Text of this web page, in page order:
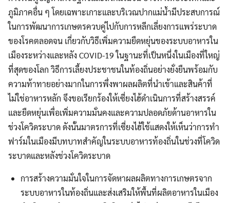
ภูมิภาคอื่น ๆ โดยเฉพาะเกาะและบริเวณปากแม่น้ำมีประสบการณ์
ในการพัฒนาการเกษตรควบคู่ไปกับการหลีกเลี่ยงการแพร่ระบาด
ของโรคตลอดจน เกี่ยวกับวิธีเพิ่มความยืดหยุ่นของระบบอาหารใน
เมืองระหว่างและหลัง COVID-19 ในฐานะที่เป็นหนึ่งในเมืองที่ใหญ่
ที่สุดของโลก วิธีการเลี้ยงประชาชนในท้องถิ่นอย่างยั่งยืนพร้อมกับ
ความท้าทายอย่างมากในการพึ่งพาผลผลิตที่นำเข้าและสินค้าที่
ไม่ใช่อาหารหลัก จึงขอเรียกร้องให้เซี่ยงไฮ้ดำเนินการที่สร้างสรรค์
และยืดหยุ่นเพื่อเพิ่มความมั่นคงและความปลอดภัยด้านอาหารใน
ช่วงโควิดระบาด ดังนั้นมาตรการที่เซี่ยงไฮ้ใช้แสดงให้เห็นว่าการทำ
ฟาร์มในเมืองมีบทบาทสำคัญในระบบอาหารท้องถิ่นในช่วงที่โควิด
ระบาดและหลังช่วงโควิดระบาด
การสร้างความมั่นใจในการจัดหาผลผลิตทางการเกษตรจาก
ระบบอาหารในท้องถิ่นและส่งเสริมให้พื้นที่ผลิตอาหารในเมือง